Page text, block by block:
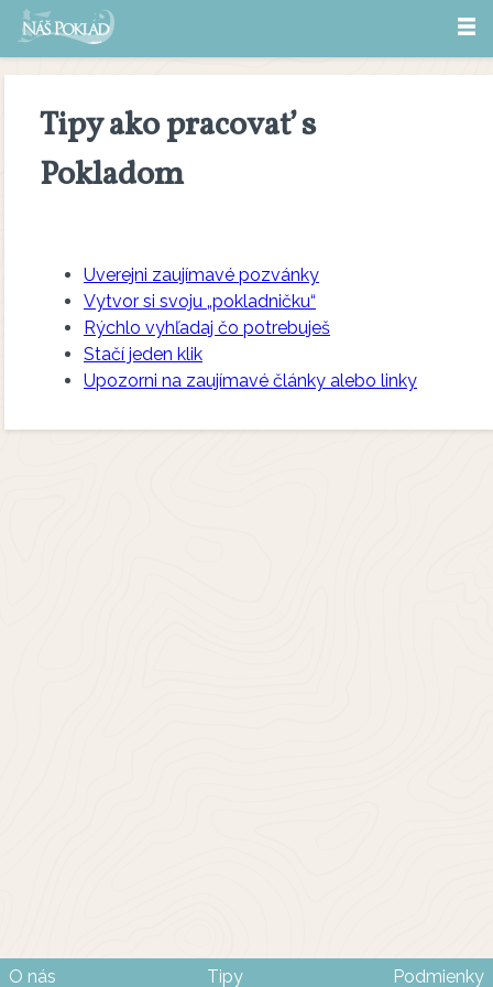
Tipy ako pracovať s
Pokladom
Uverejni zaujímavé pozvánky
Vytvor si svoju „pokladničku“
Rýchlo vyhľadaj čo potrebuješ
Stačí jeden klik
Upozorni na zaujímavé články alebo linky
O nás Tipy Podmienky